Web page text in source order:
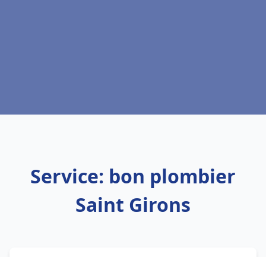
Service: bon plombier
Saint Girons